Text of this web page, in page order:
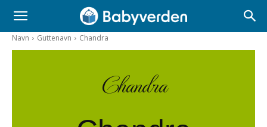
Navn Guttenavn Chandra
Chandra